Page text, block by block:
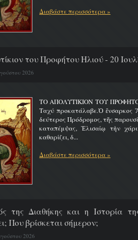
Διαβάστε περισσότερα »
του Προφήτου Ηλιού - 20
2026
ΤΟ ΑΠΟΛΥΤΙΚΙΟΝ ΤΟΥ
Ταχύ προκατάλαβε.Ὁ ἔνσαρκος
δεύτερος Πρόδρομος, τῆς
καταπέμψας, Ἐλισαίῳ τὴν
καθαρίζει, δ...
Διαβάστε περισσότερα »
της Διαθήκης και η Ιστορία
Που βρίσκεται σήμερον;
2026